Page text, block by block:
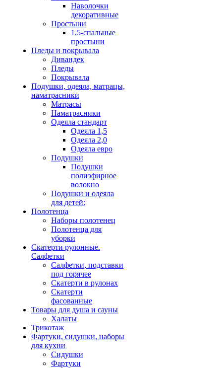
Наволочки
декоративные
Простыни
1,5-спальные
простыни
Пледы и покрывала
Дивандек
Пледы
Покрывала
Подушки, одеяла, матрацы,
наматрасники
Матрасы
Наматрасники
Одеяла стандарт
Одеяла 1,5
Одеяла 2,0
Одеяла евро
Подушки
Подушки
полиэфирное
волокно
Подушки и одеяла
для детей:
Полотенца
Наборы полотенец
Полотенца для
уборки
Скатерти рулонные.
Салфетки
Салфетки, подставки
под горячее
Скатерти в рулонах
Скатерти
фасованные
Товары для душа и сауны
Халаты
Трикотаж
Фартуки, сидушки, наборы
для кухни
Сидушки
Фартуки